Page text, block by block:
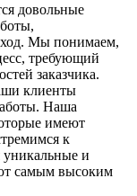
довольные
Мы понимаем,
требующий
заказчика.
клиенты
Наша
имеют
к
уникальные и
самым высоким